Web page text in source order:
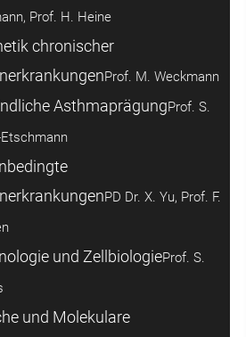
Prof. H. Heine
chronischer
Prof. M. Weckmann
AsthmaprägungProf. S.
PD Dr. X. Yu, Prof. F.
und ZellbiologieProf. S.
und Molekulare